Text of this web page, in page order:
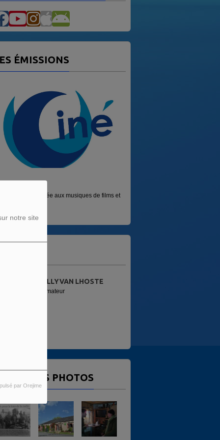
notre site
par Orejime
ÉMISSIONS
et
Émission sur les sorties cinéma et sur le
ALAIN
PHOTOS